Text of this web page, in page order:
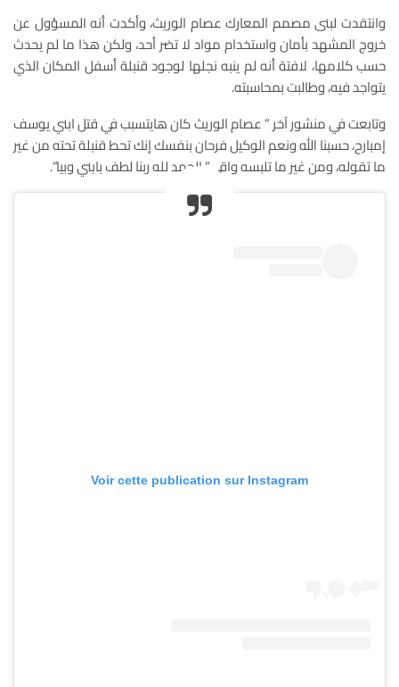
وانتقدت لبنى مصمم المعارك عصام الوريث، وأكدت أنه المسؤول عن
خروج المشهد بأمان واستخدام مواد لا تضر أحد، ولكن هذا ما لم يحدث
حسب كلامها، لافتة أنه لم ينبه نجلها لوجود قنبلة أسفل المكان الذي
يتواجد فيه، وطالبت بمحاسبته.
وتابعت في منشور آخر ” عصام الوريث كان هايتسبب في قتل ابني يوسف
إمبارح، حسبنا الله ونعم الوكيل فرحان بنفسك إنك تحط قنبلة تحته من غير
ما تقوله، ومن غير ما تلبسه واقي” الحمد لله ربنا لطف بابني وبيا”.
Voir cette publication sur Instagram